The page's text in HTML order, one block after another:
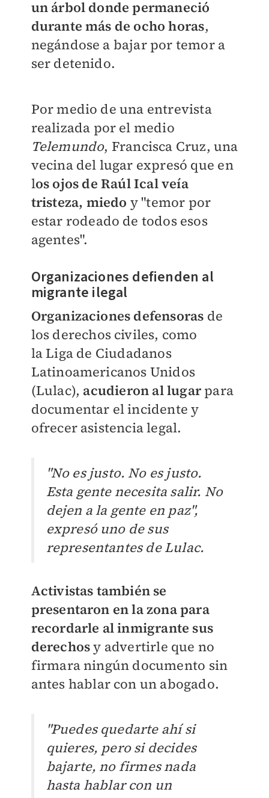
un árbol donde permaneció
durante más de ocho horas,
negándose a bajar por temor a
ser detenido.
Por medio de una entrevista
realizada por el medio
Telemundo, Francisca Cruz, una
vecina del lugar expresó que en
los ojos de Raúl Ical veía
tristeza, miedo y "temor por
estar rodeado de todos esos
agentes".
Organizaciones defienden al
migrante ilegal
Organizaciones defensoras de
los derechos civiles, como
laLiga de Ciudadanos
Latinoamericanos Unidos
(Lulac), acudieron al lugarpara
documentar el incidente y
ofrecer asistencia legal.
"No es justo. No es justo.
Esta gente necesita salir. No
dejen a la gente en paz",
expresó uno de sus
representantes de Lulac.
Activistas también se
presentaron en la zona para
recordarle al inmigrante sus
derechosy advertirle que no
firmara ningún documento sin
antes hablar con un abogado.
"Puedes quedarte ahí si
quieres, pero si decides
bajarte, no firmes nada
hasta hablar con un